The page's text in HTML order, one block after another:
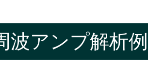
波アンプ解析例